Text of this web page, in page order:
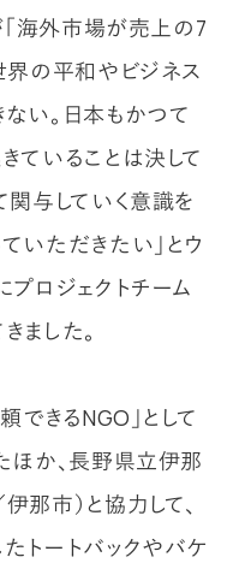
海外市場が売上の7
界の平和やビジネス
い。日本もかつて
ていることは決して
関与していく意識を
いただきたい」とウ
プロジェクトチーム
ました。
きるNGO」として
か、長野県立伊那
那市）と協力して、
トートバックやバケ